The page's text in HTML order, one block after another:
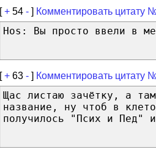
[+ 54 - ] Комментировать цитату
Hos: Вы просто ввели в
[+ 63 - ] Комментировать цитату
Щас листаю зачётку, а
название, ну чтоб в
получилось "Псих и Пед"